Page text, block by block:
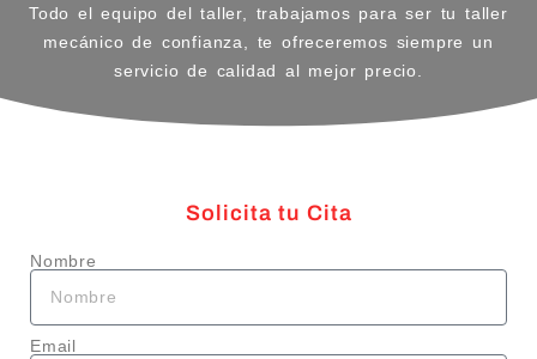
Todo el equipo del taller, trabajamos para ser tu taller
mecánico de confianza, te ofreceremos siempre un
servicio de calidad al mejor precio.
Solicita tu Cita
Nombre
Email